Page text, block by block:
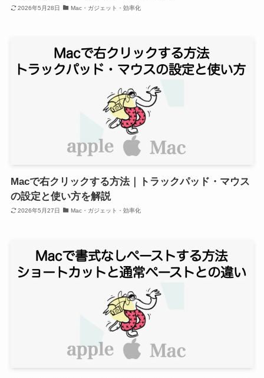
2026年5月28日 Mac・ガジェット・効率化
Macで右クリックする方法｜トラックパッド・マウス
の設定と使い方を解説
2026年5月27日 Mac・ガジェット・効率化